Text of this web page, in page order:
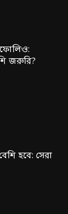
জরুরি?
হবে: সেরা